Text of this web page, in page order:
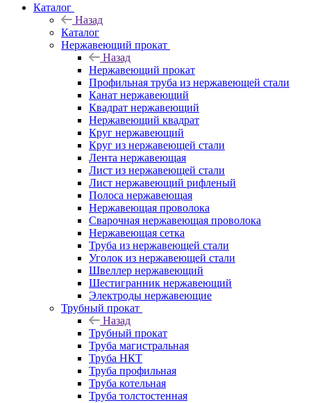
Каталог
Назад
Каталог
Нержавеющий прокат
Назад
Нержавеющий прокат
Профильная труба из нержавеющей стали
Канат нержавеющий
Квадрат нержавеющий
Нержавеющий квадрат
Круг нержавеющий
Круг из нержавеющей стали
Лента нержавеющая
Лист из нержавеющей стали
Лист нержавеющий рифленый
Полоса нержавеющая
Нержавеющая проволока
Сварочная нержавеющая проволока
Нержавеющая сетка
Труба из нержавеющей стали
Уголок из нержавеющей стали
Швеллер нержавеющий
Шестигранник нержавеющий
Электроды нержавеющие
Трубный прокат
Назад
Трубный прокат
Труба магистральная
Труба НКТ
Труба профильная
Труба котельная
Труба толстостенная